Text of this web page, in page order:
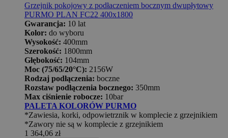
Grzejnik pokojowy z podłaczeniem bocznym dwupłytowy
PURMO PLAN FC22 400x1800
Gwarancja: 10 lat
Kolor: do wyboru
Wysokość: 400mm
Szerokość: 1800mm
Głębokość: 104mm
Moc (75/65/20°C): 2156W
Rodzaj podłączenia: boczne
Rozstaw podłączenia bocznego: 350mm
Max ciśnienie robocze: 10bar
PALETA KOLORÓW PURMO
*Zawiesia, korki, odpowietrznik w komplecie z grzejnikiem
*Zawory nie są w komplecie z grzejnikiem
1 364,06 zł